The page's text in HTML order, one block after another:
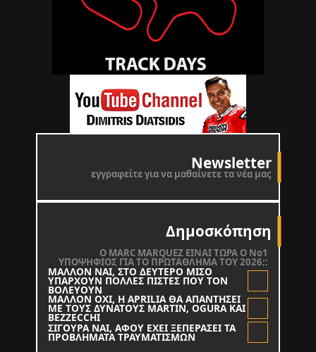
Newsletter
εγγραφείτε για να μαθαίνετε τα νέα μας
Δημοσκόπηση
O MARC MARQUEZ ΕΙΝΑΙ ΤΩΡΑ Ο Νο1
ΥΠΟΨΗΦΙΟΣ ΓΙΑ ΤΟ ΠΡΩΤΑΘΛΗΜΑ ΤΟΥ 2026;:
ΜΑΛΛΟΝ ΝΑΙ, ΣΤΟ ΔΕΥΤΕΡΟ ΜΙΣΟ
ΥΠΑΡΧΟΥΝ ΠΟΛΛΕΣ ΠΙΣΤΕΣ ΠΟΥ ΤΟΝ
ΒΟΛΕΥΟΥΝ
ΜΑΛΛΟΝ ΟΧΙ, Η APRILIA ΘΑ ΑΠΑΝΤΗΣΕΙ
ΜΕ ΤΟΥΣ ΔΥΝΑΤΟΥΣ MARTIN, OGURA KAI
BEZZECCHI
ΣΙΓΟΥΡΑ ΝΑΙ, ΑΦΟΥ ΕΧΕΙ ΞΕΠΕΡΑΣΕΙ ΤΑ
ΠΡΟΒΛΗΜΑΤΑ ΤΡΑΥΜΑΤΙΣΜΩΝ